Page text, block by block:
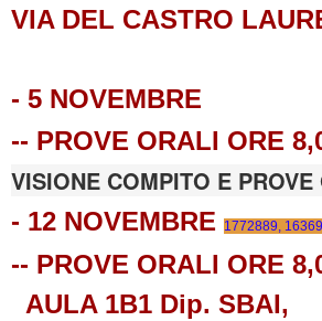
VIA DEL CASTRO
- 5 NOVEMBRE
-- PROVE ORALI ORE
VISIONE COMPITO E PROVE
- 12 NOVEMBRE 1772889,
-- PROVE ORALI ORE
AULA 1B1 Dip. SBAI,